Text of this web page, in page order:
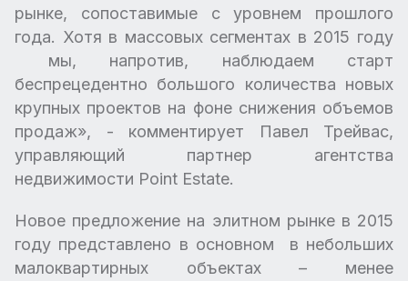
рынке, сопоставимые с уровнем прошлого
года. Хотя в массовых сегментах в 2015 году
мы, напротив, наблюдаем старт
беспрецедентно большого количества новых
крупных проектов на фоне снижения объемов
продаж», - комментирует Павел Трейвас,
управляющий партнер агентства
недвижимости Point Estate.
Новое предложение на элитном рынке в 2015
году представлено в основном в небольших
малоквартирных объектах – менее